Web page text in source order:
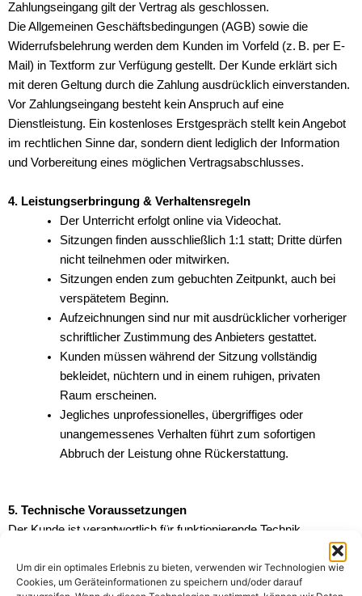
Um dir ein optimales Erlebnis zu bieten, verwenden wir Technologien wie
Cookies, um Geräteinformationen zu speichern und/oder darauf
Zahlungseingang gilt der Vertrag als geschlossen.
Die Allgemeinen Geschäftsbedingungen (AGB) sowie die
Widerrufsbelehrung werden dem Kunden im Vorfeld (z. B. per E-
Mail) in Textform zur Verfügung gestellt. Der Kunde erklärt sich
mit deren Geltung durch die Zahlung ausdrücklich einverstanden.
Vor Zahlungseingang besteht kein Anspruch auf eine
Dienstleistung. Ein kostenloses Erstgespräch stellt kein Angebot
im rechtlichen Sinne dar, sondern dient lediglich der Information
und Vorbereitung eines möglichen Vertragsabschlusses.
4. Leistungserbringung & Verhaltensregeln
Der Unterricht erfolgt online via Videochat.
Sitzungen finden ausschließlich 1:1 statt; Dritte dürfen
nicht teilnehmen oder mitwirken.
Sitzungen enden zum gebuchten Zeitpunkt, auch bei
verspätetem Beginn.
Aufzeichnungen sind nur mit ausdrücklicher vorheriger
schriftlicher Zustimmung des Anbieters gestattet.
Kunden müssen während der Sitzung vollständig
bekleidet, nüchtern und in einem ruhigen, privaten
Raum erscheinen.
Jegliches unprofessionelles, übergriffiges oder
unangemessenes Verhalten führt zum sofortigen
Abbruch der Leistung ohne Rückerstattung.
5. Technische Voraussetzungen
Der Kunde ist verantwortlich für funktionierende Technik
(Internetverbindung, Kamera, Mikrofon) sowie eine störungsfreie
Umgebung. Technische Probleme auf Kundenseite berechtigen
nicht zur Rückerstattung.